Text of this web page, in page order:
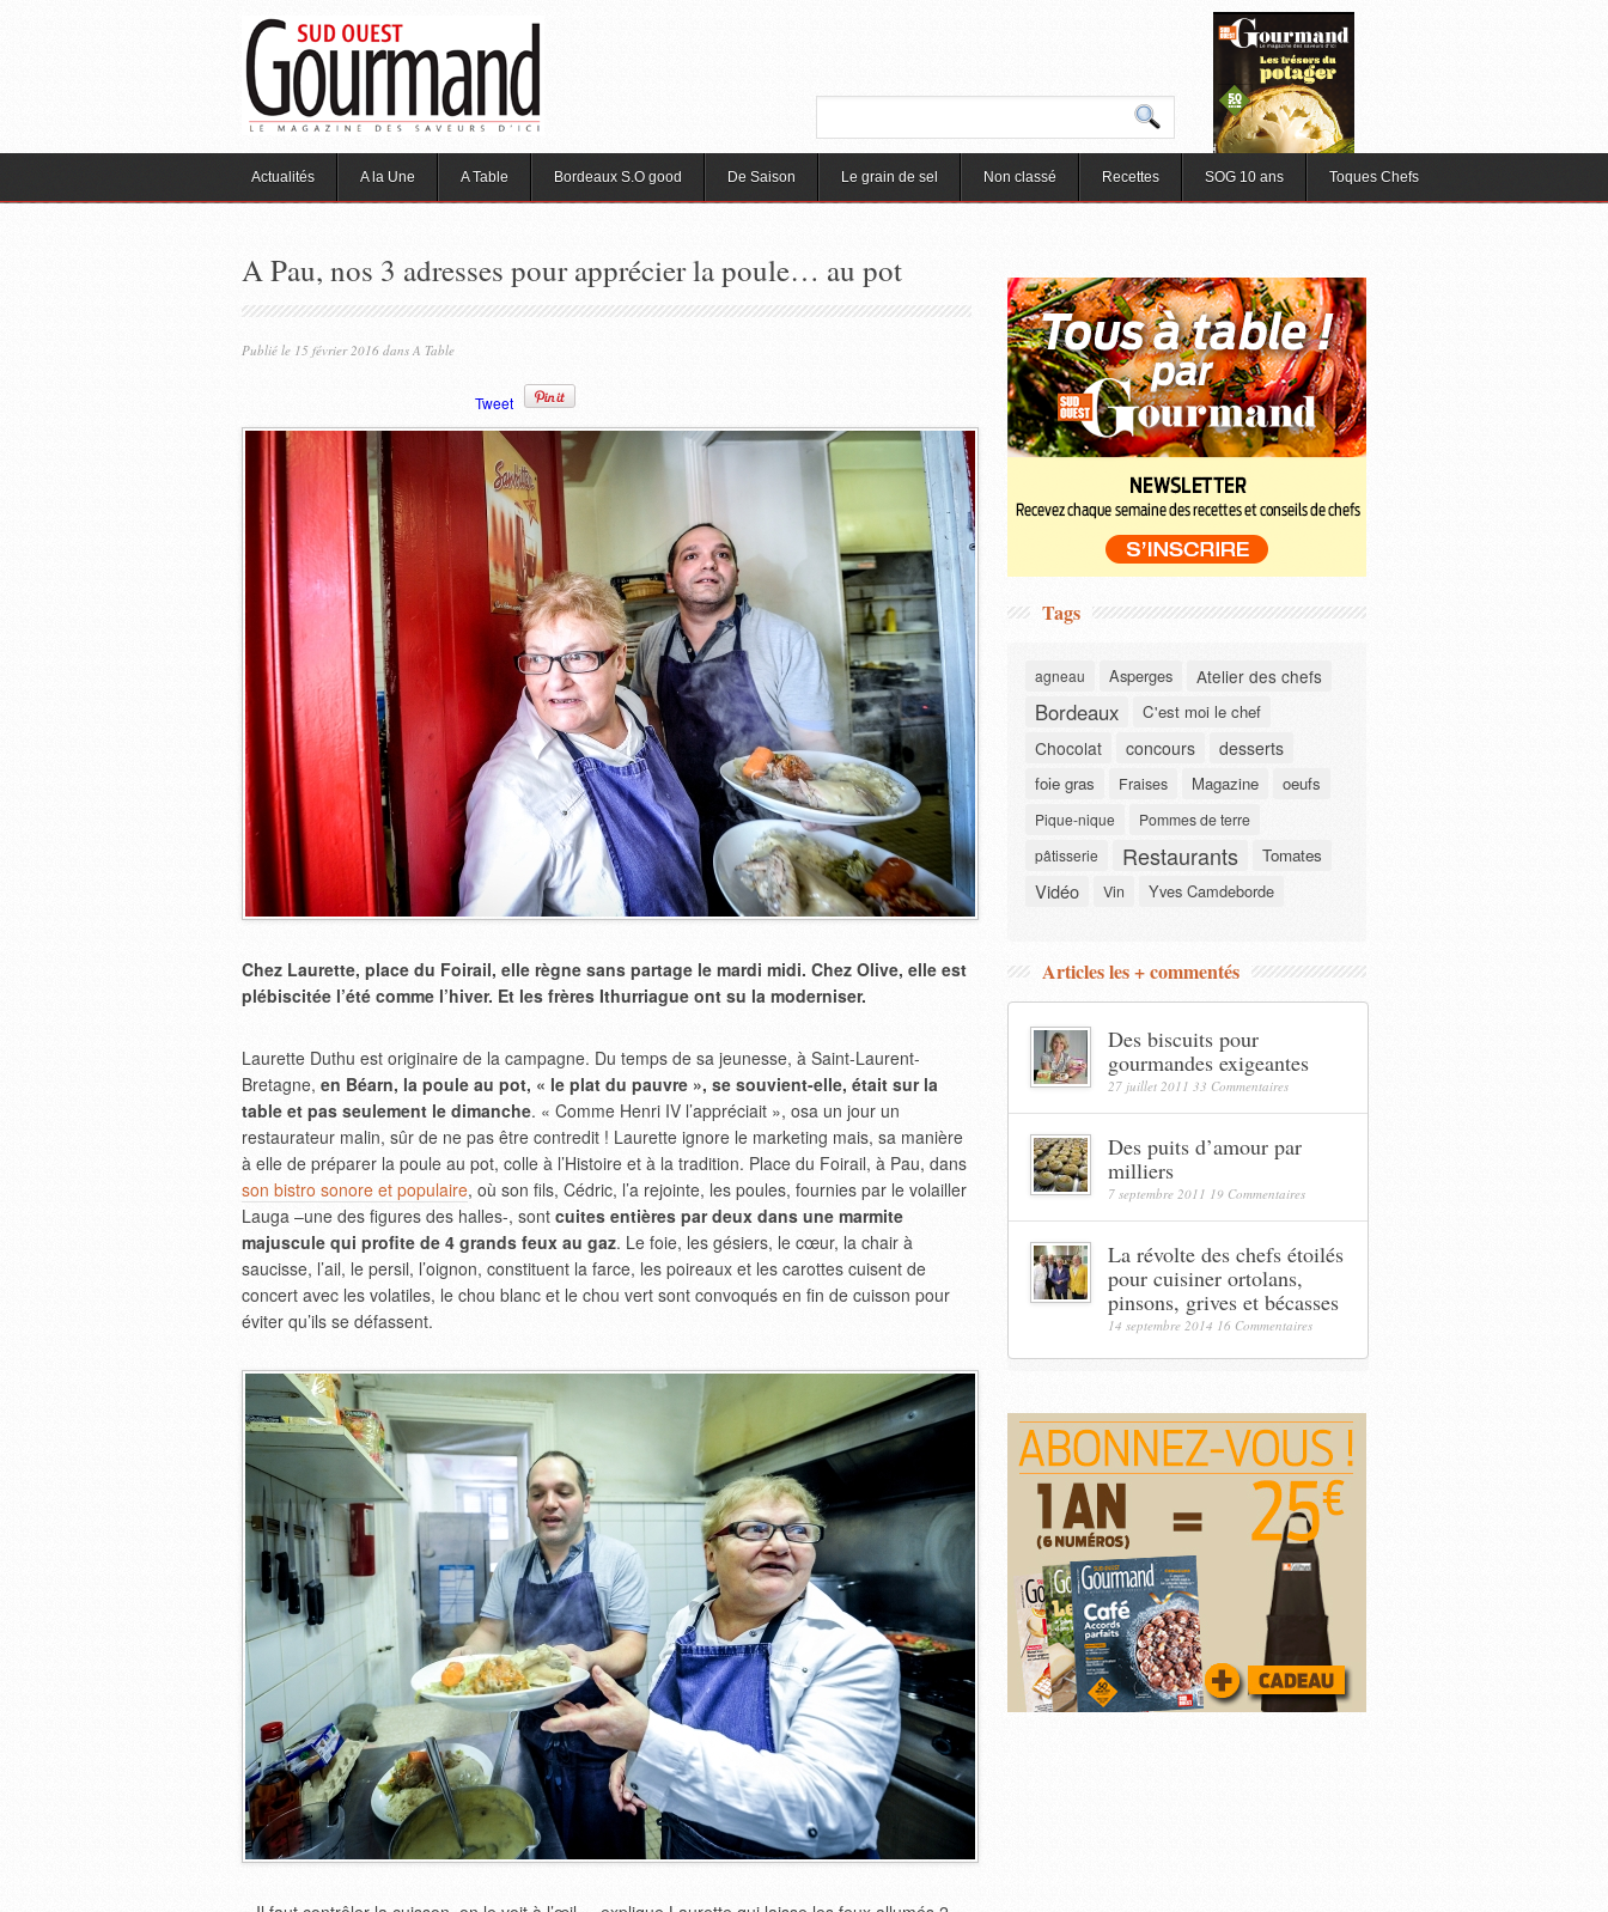
Actualités A la Une A Table Bordeaux S.O good De Saison Le grain de sel Non classé Recettes SOG 10 ans Toques Chefs
A Pau, nos 3 adresses pour apprécier la poule… au pot
Publié le 15 février 2016 dans A Table
Tweet
Chez Laurette, place du Foirail, elle règne sans partage le mardi midi. Chez Olive, elle est
plébiscitée l’été comme l’hiver. Et les frères Ithurriague ont su la moderniser.
Laurette Duthu est originaire de la campagne. Du temps de sa jeunesse, à Saint-Laurent-
Bretagne, en Béarn, la poule au pot, « le plat du pauvre », se souvient-elle, était sur la
table et pas seulement le dimanche. « Comme Henri IV l’appréciait », osa un jour un
restaurateur malin, sûr de ne pas être contredit ! Laurette ignore le marketing mais, sa manière
à elle de préparer la poule au pot, colle à l’Histoire et à la tradition. Place du Foirail, à Pau, dans
son bistro sonore et populaire, où son fils, Cédric, l’a rejointe, les poules, fournies par le volailler
Lauga –une des figures des halles-, sont cuites entières par deux dans une marmite
majuscule qui profite de 4 grands feux au gaz. Le foie, les gésiers, le cœur, la chair à
saucisse, l’ail, le persil, l’oignon, constituent la farce, les poireaux et les carottes cuisent de
concert avec les volatiles, le chou blanc et le chou vert sont convoqués en fin de cuisson pour
éviter qu’ils se défassent.
Tags
agneau Asperges Atelier des chefs
Bordeaux C'est moi le chef
Chocolat concours desserts
foie gras Fraises Magazine oeufs
Pique-nique
Pommes de terre
pâtisserie
Restaurants Tomates
Vidéo Vin Yves Camdeborde
Articles les + commentés
Des biscuits pour
gourmandes exigeantes
27 juillet 2011 33 Commentaires
Des puits d’amour par
milliers
7 septembre 2011 19 Commentaires
La révolte des chefs étoilés
pour cuisiner ortolans,
pinsons, grives et bécasses
14 septembre 2014 16 Commentaires